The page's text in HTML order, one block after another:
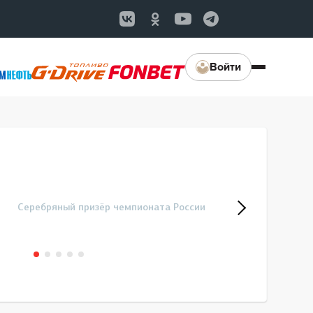
Войти
Серебряный призёр чемпионата России